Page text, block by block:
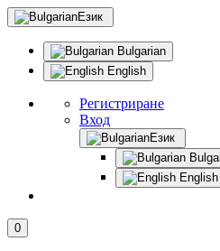
Език
Bulgarian
English
Регистриране
Вход
Език
English
0